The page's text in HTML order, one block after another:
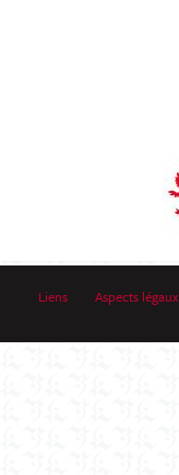
Liens Aspects légaux